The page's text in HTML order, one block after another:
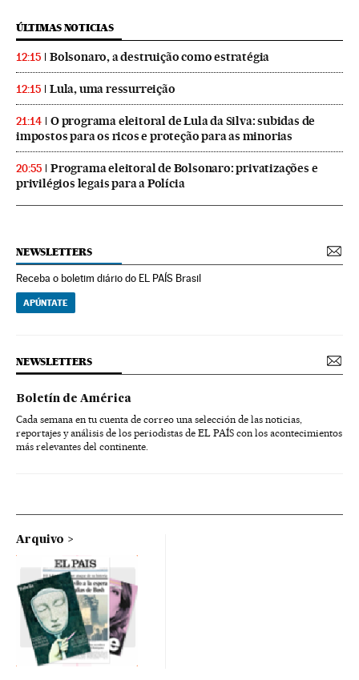
ÚLTIMAS NOTICIAS
12:15 Bolsonaro, a destruição como estratégia
12:15 Lula, uma ressurreição
21:14
O programa eleitoral de Lula da Silva: subidas de
impostos para os ricos e proteção para as minorias
20:55
Programa eleitoral de Bolsonaro: privatizações e
privilégios legais para a Polícia
NEWSLETTERS
Receba o boletim diário do EL PAÍS Brasil
APÚNTATE
NEWSLETTERS
Boletín de América
Cada semana en tu cuenta de correo una selección de las noticias,
reportajes y análisis de los periodistas de EL PAÍS con los acontecimientos
más relevantes del continente.
Arquivo